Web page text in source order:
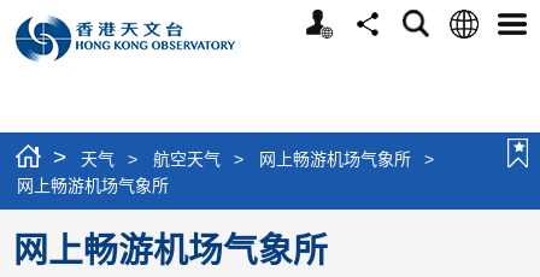
个
分
搜
语
选
> 天气 > 航空天气 > 网上畅游机场气象所
>
网上畅游机场气象所
网上畅游机场气象所